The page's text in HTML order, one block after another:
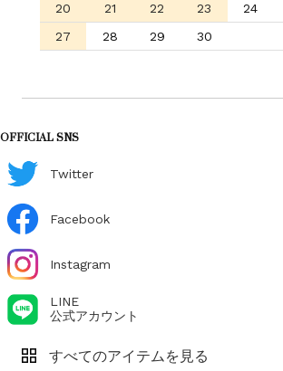
20
21 22 23 24
27
28 29 30
OFFICIAL SNS
Twitter
Facebook
Instagram
LINE
公式アカウント
すべてのアイテムを見る